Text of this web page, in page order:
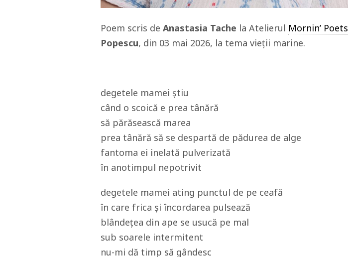
Poem scris de Anastasia Tache la Atelierul Mornin’ Poets
Popescu, din 03 mai 2026, la tema vieții marine.
degetele mamei știu
când o scoică e prea tânără
să părăsească marea
prea tânără să se despartă de pădurea de alge
fantoma ei inelată pulverizată
în anotimpul nepotrivit
degetele mamei ating punctul de pe ceafă
în care frica și încordarea pulsează
blândețea din ape se usucă pe mal
sub soarele intermitent
nu-mi dă timp să gândesc